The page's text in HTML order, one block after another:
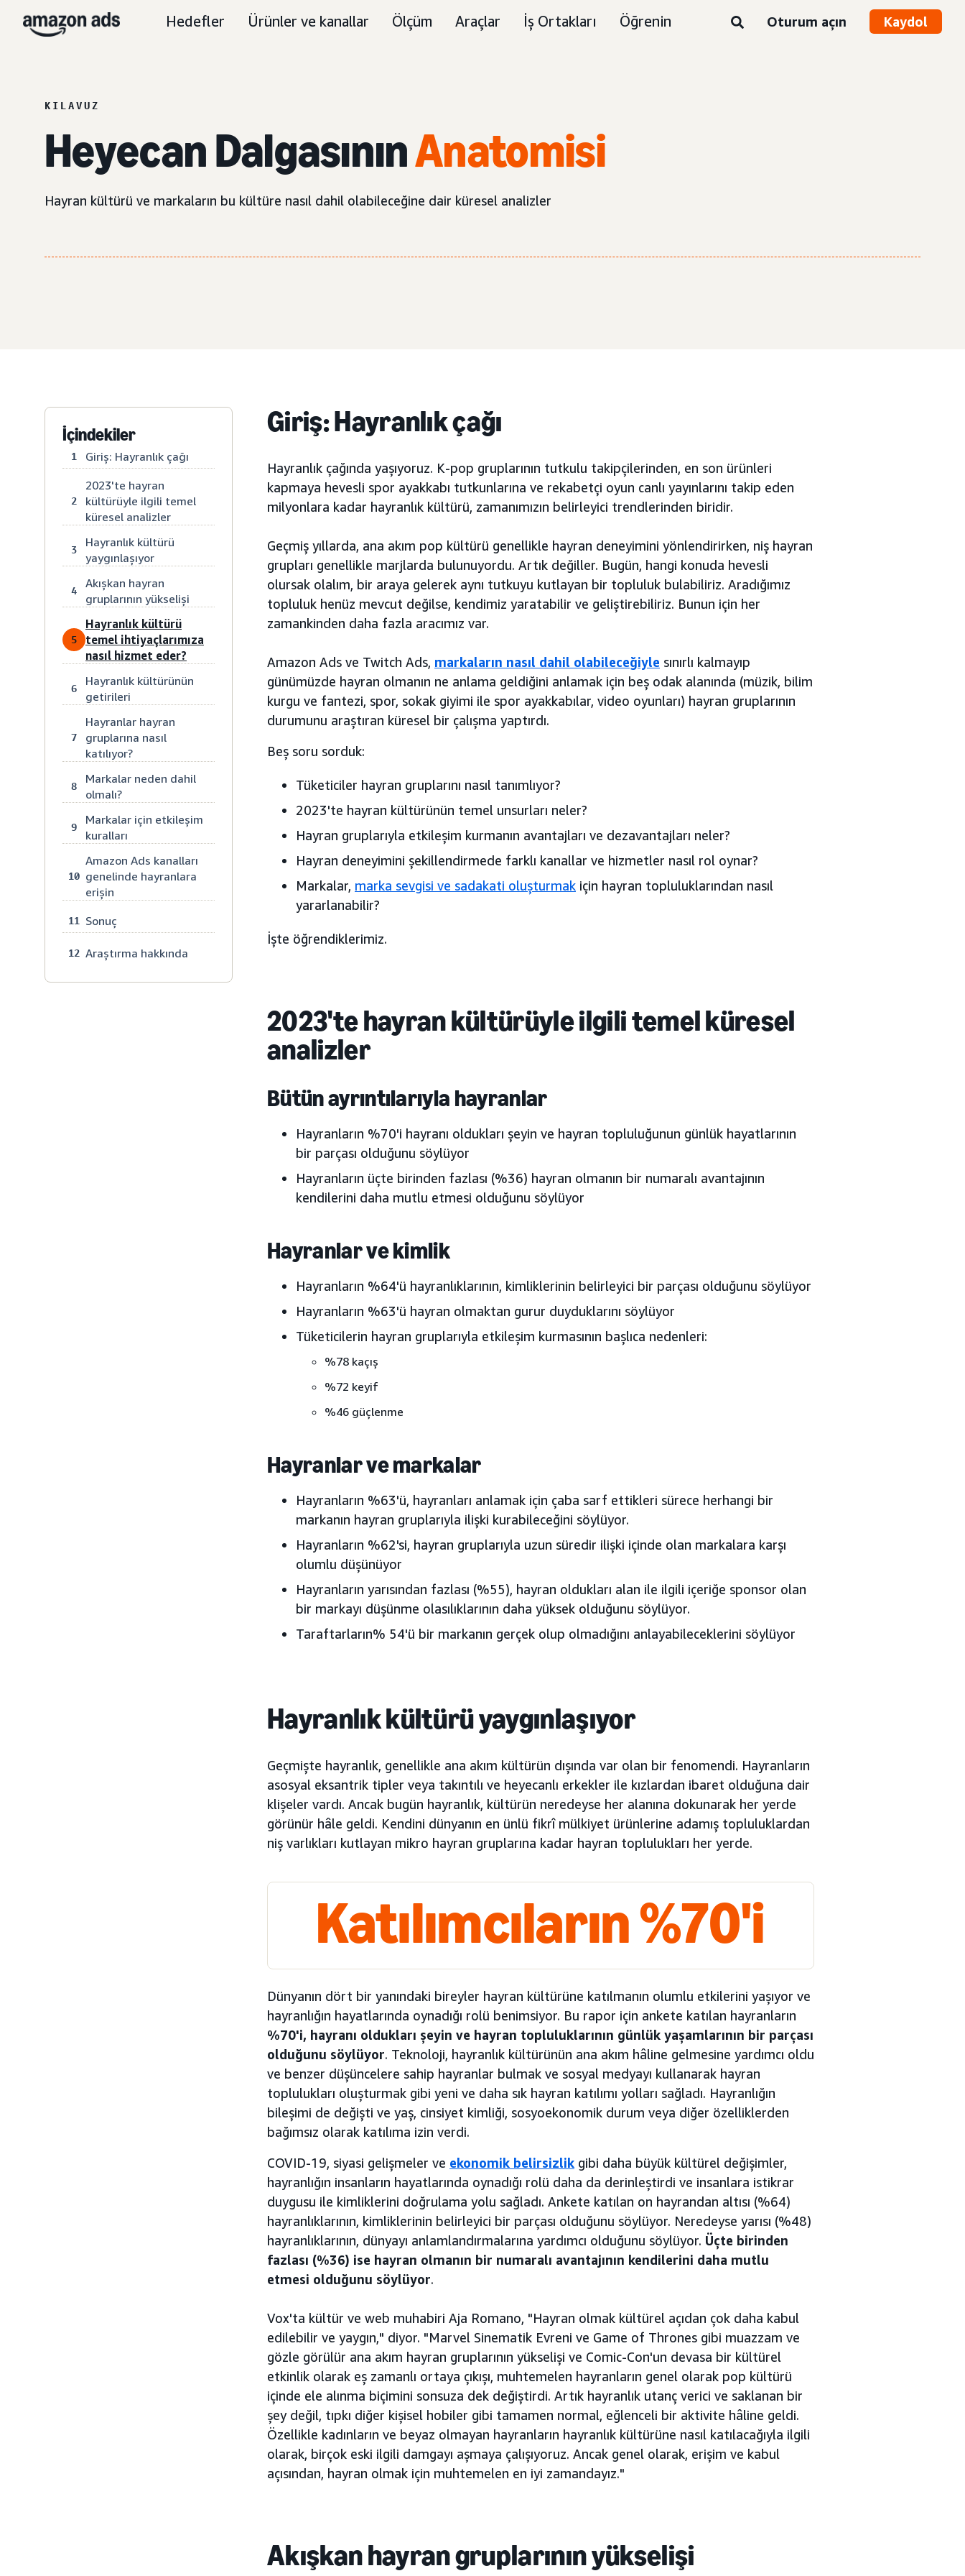
Hedefler Ürünler ve kanallar Ölçüm Araçlar İş Ortakları Öğrenin Oturum açın Kaydol
KILAVUZ
Heyecan DalgasınınAnatomisi
Hayran kültürü ve markaların bu kültüre nasıl dahil olabileceğine dair küresel analizler
İçindekiler
1 Giriş: Hayranlık çağı
2
2023'te hayran
kültürüyle ilgili temel
küresel analizler
3
Hayranlık kültürü
yaygınlaşıyor
4
Akışkan hayran
gruplarının yükselişi
5
Hayranlık kültürü
temel ihtiyaçlarımıza
nasıl hizmet eder?
6
Hayranlık kültürünün
getirileri
7
Hayranlar hayran
gruplarına nasıl
katılıyor?
8
Markalar neden dahil
olmalı?
9
Markalar için etkileşim
kuralları
10
Amazon Ads kanalları
genelinde hayranlara
erişin
11 Sonuç
12 Araştırma hakkında
Giriş: Hayranlık çağı
Hayranlık çağında yaşıyoruz. K-pop gruplarının tutkulu takipçilerinden, en son ürünleri
kapmaya hevesli spor ayakkabı tutkunlarına ve rekabetçi oyun canlı yayınlarını takip eden
milyonlara kadar hayranlık kültürü, zamanımızın belirleyici trendlerinden biridir.
Geçmiş yıllarda, ana akım pop kültürü genellikle hayran deneyimini yönlendirirken, niş hayran
grupları genellikle marjlarda bulunuyordu. Artık değiller. Bugün, hangi konuda hevesli
olursak olalım, bir araya gelerek aynı tutkuyu kutlayan bir topluluk bulabiliriz. Aradığımız
topluluk henüz mevcut değilse, kendimiz yaratabilir ve geliştirebiliriz. Bunun için her
zamankinden daha fazla aracımız var.
Amazon Ads ve Twitch Ads, markaların nasıl dahil olabileceğiyle sınırlı kalmayıp
günümüzde hayran olmanın ne anlama geldiğini anlamak için beş odak alanında (müzik, bilim
kurgu ve fantezi, spor, sokak giyimi ile spor ayakkabılar, video oyunları) hayran gruplarının
durumunu araştıran küresel bir çalışma yaptırdı.
Beş soru sorduk:
Tüketiciler hayran gruplarını nasıl tanımlıyor?
2023'te hayran kültürünün temel unsurları neler?
Hayran gruplarıyla etkileşim kurmanın avantajları ve dezavantajları neler?
Hayran deneyimini şekillendirmede farklı kanallar ve hizmetler nasıl rol oynar?
Markalar, marka sevgisi ve sadakati oluşturmak için hayran topluluklarından nasıl
yararlanabilir?
İşte öğrendiklerimiz.
2023'te hayran kültürüyle ilgili temel küresel
analizler
Bütün ayrıntılarıyla hayranlar
Hayranların %70'i hayranı oldukları şeyin ve hayran topluluğunun günlük hayatlarının
bir parçası olduğunu söylüyor
Hayranların üçte birinden fazlası (%36) hayran olmanın bir numaralı avantajının
kendilerini daha mutlu etmesi olduğunu söylüyor
Hayranlar ve kimlik
Hayranların %64'ü hayranlıklarının, kimliklerinin belirleyici bir parçası olduğunu söylüyor
Hayranların %63'ü hayran olmaktan gurur duyduklarını söylüyor
Tüketicilerin hayran gruplarıyla etkileşim kurmasının başlıca nedenleri:
%78 kaçış
%72 keyif
%46 güçlenme
Hayranlar ve markalar
Hayranların %63'ü, hayranları anlamak için çaba sarf ettikleri sürece herhangi bir
markanın hayran gruplarıyla ilişki kurabileceğini söylüyor.
Hayranların %62'si, hayran gruplarıyla uzun süredir ilişki içinde olan markalara karşı
olumlu düşünüyor
Hayranların yarısından fazlası (%55), hayran oldukları alan ile ilgili içeriğe sponsor olan
bir markayı düşünme olasılıklarının daha yüksek olduğunu söylüyor.
Taraftarların% 54'ü bir markanın gerçek olup olmadığını anlayabileceklerini söylüyor
Hayranlık kültürü yaygınlaşıyor
Geçmişte hayranlık, genellikle ana akım kültürün dışında var olan bir fenomendi. Hayranların
asosyal eksantrik tipler veya takıntılı ve heyecanlı erkekler ile kızlardan ibaret olduğuna dair
klişeler vardı. Ancak bugün hayranlık, kültürün neredeyse her alanına dokunarak her yerde
görünür hâle geldi. Kendini dünyanın en ünlü fikrî mülkiyet ürünlerine adamış topluluklardan
niş varlıkları kutlayan mikro hayran gruplarına kadar hayran toplulukları her yerde.
Katılımcıların %70'i
Dünyanın dört bir yanındaki bireyler hayran kültürüne katılmanın olumlu etkilerini yaşıyor ve
hayranlığın hayatlarında oynadığı rolü benimsiyor. Bu rapor için ankete katılan hayranların
%70'i, hayranı oldukları şeyin ve hayran topluluklarının günlük yaşamlarının bir parçası
olduğunu söylüyor. Teknoloji, hayranlık kültürünün ana akım hâline gelmesine yardımcı oldu
ve benzer düşüncelere sahip hayranlar bulmak ve sosyal medyayı kullanarak hayran
toplulukları oluşturmak gibi yeni ve daha sık hayran katılımı yolları sağladı. Hayranlığın
bileşimi de değişti ve yaş, cinsiyet kimliği, sosyoekonomik durum veya diğer özelliklerden
bağımsız olarak katılıma izin verdi.
COVID-19, siyasi gelişmeler ve ekonomik belirsizlik gibi daha büyük kültürel değişimler,
hayranlığın insanların hayatlarında oynadığı rolü daha da derinleştirdi ve insanlara istikrar
duygusu ile kimliklerini doğrulama yolu sağladı. Ankete katılan on hayrandan altısı (%64)
hayranlıklarının, kimliklerinin belirleyici bir parçası olduğunu söylüyor. Neredeyse yarısı (%48)
hayranlıklarının, dünyayı anlamlandırmalarına yardımcı olduğunu söylüyor. Üçte birinden
fazlası (%36) ise hayran olmanın bir numaralı avantajının kendilerini daha mutlu
etmesi olduğunu söylüyor.
Vox'ta kültür ve web muhabiri Aja Romano, "Hayran olmak kültürel açıdan çok daha kabul
edilebilir ve yaygın," diyor. "Marvel Sinematik Evreni ve Game of Thrones gibi muazzam ve
gözle görülür ana akım hayran gruplarının yükselişi ve Comic-Con'un devasa bir kültürel
etkinlik olarak eş zamanlı ortaya çıkışı, muhtemelen hayranların genel olarak pop kültürü
içinde ele alınma biçimini sonsuza dek değiştirdi. Artık hayranlık utanç verici ve saklanan bir
şey değil, tıpkı diğer kişisel hobiler gibi tamamen normal, eğlenceli bir aktivite hâline geldi.
Özellikle kadınların ve beyaz olmayan hayranların hayranlık kültürüne nasıl katılacağıyla ilgili
olarak, birçok eski ilgili damgayı aşmaya çalışıyoruz. Ancak genel olarak, erişim ve kabul
açısından, hayran olmak için muhtemelen en iyi zamandayız."
Akışkan hayran gruplarının yükselişi